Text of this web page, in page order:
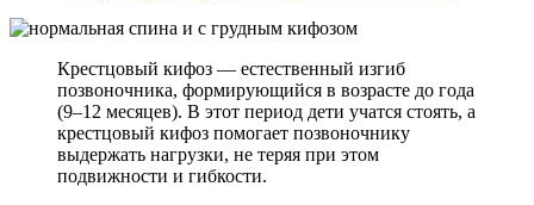
Крестцовый кифоз — естественный изгиб
позвоночника, формирующийся в возрасте до года
(9–12 месяцев). В этот период дети учатся стоять, а
крестцовый кифоз помогает позвоночнику
выдержать нагрузки, не теряя при этом
подвижности и гибкости.